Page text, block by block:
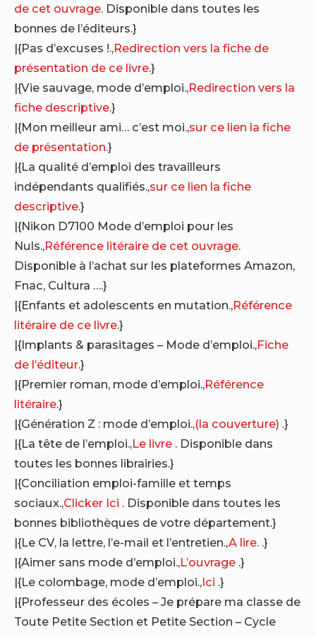
de cet ouvrage. Disponible dans toutes les
bonnes de l’éditeurs.}
|{Pas d’excuses !.,Redirection vers la fiche de
présentation de ce livre.}
|{Vie sauvage, mode d’emploi.,Redirection vers la
fiche descriptive.}
|{Mon meilleur ami… c’est moi.,sur ce lien la fiche
de présentation.}
|{La qualité d’emploi des travailleurs
indépendants qualifiés.,sur ce lien la fiche
descriptive.}
|{Nikon D7100 Mode d’emploi pour les
Nuls.,Référence litéraire de cet ouvrage.
Disponible à l’achat sur les plateformes Amazon,
Fnac, Cultura ….}
|{Enfants et adolescents en mutation.,Référence
litéraire de ce livre.}
|{Implants & parasitages – Mode d’emploi.,Fiche
de l’éditeur.}
|{Premier roman, mode d’emploi.,Référence
litéraire.}
|{Génération Z : mode d’emploi.,(la couverture) .}
|{La tête de l’emploi.,Le livre . Disponible dans
toutes les bonnes librairies.}
|{Conciliation emploi-famille et temps
sociaux.,Clicker Ici . Disponible dans toutes les
bonnes bibliothèques de votre département.}
|{Le CV, la lettre, l’e-mail et l’entretien.,A lire. .}
|{Aimer sans mode d’emploi.,L’ouvrage .}
|{Le colombage, mode d’emploi.,Ici .}
|{Professeur des écoles – Je prépare ma classe de
Toute Petite Section et Petite Section – Cycle